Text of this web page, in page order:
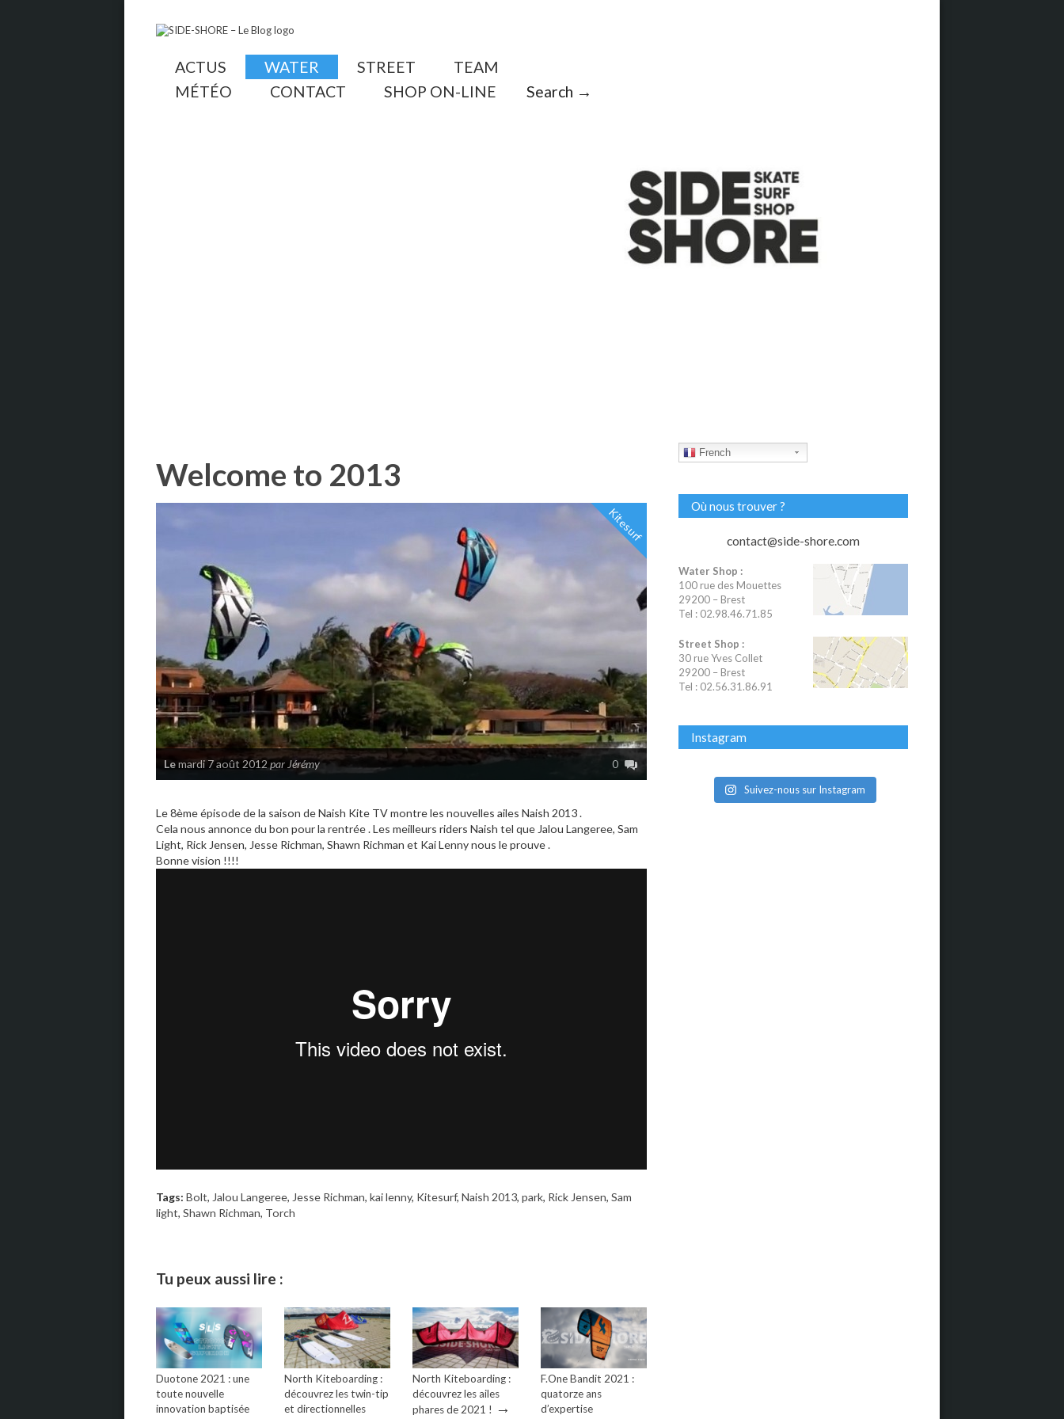
ACTUS WATER STREET
TEAM
MÉTÉO
CONTACT SHOP ON-LINE Search →
Welcome to 2013
Kitesurf
Lemardi 7 août 2012par Jérémy 0
Le 8ème épisode de la saison de Naish Kite TV montre les nouvelles ailes Naish 2013 .
Cela nous annonce du bon pour la rentrée . Les meilleurs riders Naish tel que Jalou Langeree, Sam
Light, Rick Jensen, Jesse Richman, Shawn Richman et Kai Lenny nous le prouve .
Bonne vision !!!!
Tags: Bolt, Jalou Langeree, Jesse Richman, kai lenny, Kitesurf, Naish 2013, park, Rick Jensen, Sam
light, Shawn Richman, Torch
Tu peux aussi lire :
Duotone 2021 : une
toute nouvelle
innovation baptisée
North Kiteboarding :
découvrez les twin-tip
et directionnelles
North Kiteboarding :
découvrez les ailes
phares de 2021 ! →
F.One Bandit 2021 :
quatorze ans
d’expertise
French
Où nous trouver ?
contact@side-shore.com
Water Shop :
100 rue des Mouettes
29200 – Brest
Tel : 02.98.46.71.85
Street Shop :
30 rue Yves Collet
29200 – Brest
Tel : 02.56.31.86.91
Instagram
Suivez-nous sur Instagram